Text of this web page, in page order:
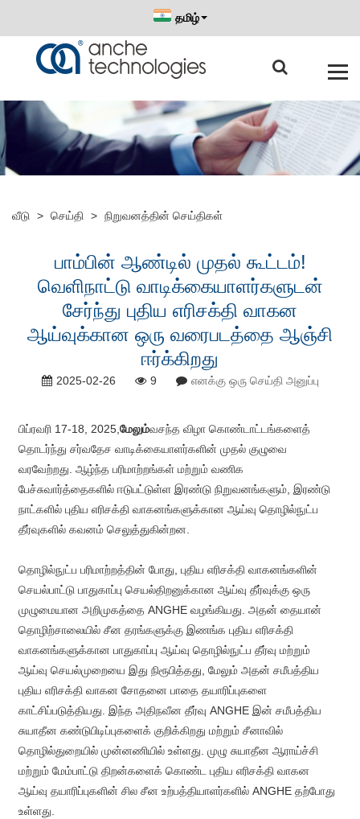
தமிழ்
வீடு > செய்தி > நிறுவனத்தின் செய்திகள்
பாம்பின் ஆண்டில் முதல் கூட்டம்!
வெளிநாட்டு வாடிக்கையாளர்களுடன்
சேர்ந்து புதிய எரிசக்தி வாகன
ஆய்வுக்கான ஒரு வரைபடத்தை ஆஞ்சி
ஈர்க்கிறது
2025-02-26 9 எனக்கு ஒரு செய்தி அனுப்பு
பிப்ரவரி 17-18, 2025,மேலும்வசந்த விழா கொண்டாட்டங்களைத்
தொடர்ந்து சர்வதேச வாடிக்கையாளர்களின் முதல் குழுவை
வரவேற்றது. ஆழ்ந்த பரிமாற்றங்கள் மற்றும் வணிக
பேச்சுவார்த்தைகளில் ஈடுபட்டுள்ள இரண்டு நிறுவனங்களும், இரண்டு
நாட்களில் புதிய எரிசக்தி வாகனங்களுக்கான ஆய்வு தொழில்நுட்ப
தீர்வுகளில் கவனம் செலுத்துகின்றன.
தொழில்நுட்ப பரிமாற்றத்தின் போது, ​​புதிய எரிசக்தி வாகனங்களின்
செயல்பாட்டு பாதுகாப்பு செயல்திறனுக்கான ஆய்வு தீர்வுக்கு ஒரு
முழுமையான அறிமுகத்தை ANGHE வழங்கியது. அதன் தையான்
தொழிற்சாலையில் சீன தரங்களுக்கு இணங்க புதிய எரிசக்தி
வாகனங்களுக்கான பாதுகாப்பு ஆய்வு தொழில்நுட்ப தீர்வு மற்றும்
ஆய்வு செயல்முறையை இது நிரூபித்தது, மேலும் அதன் சமீபத்திய
புதிய எரிசக்தி வாகன சோதனை பாதை தயாரிப்புகளை
காட்சிப்படுத்தியது. இந்த அதிநவீன தீர்வு ANGHE இன் சமீபத்திய
சுயாதீன கண்டுபிடிப்புகளைக் குறிக்கிறது மற்றும் சீனாவில்
தொழில்துறையில் முன்னணியில் உள்ளது. முழு சுயாதீன ஆராய்ச்சி
மற்றும் மேம்பாட்டு திறன்களைக் கொண்ட புதிய எரிசக்தி வாகன
ஆய்வு தயாரிப்புகளின் சில சீன உற்பத்தியாளர்களில் ANGHE தற்போது
உள்ளது.